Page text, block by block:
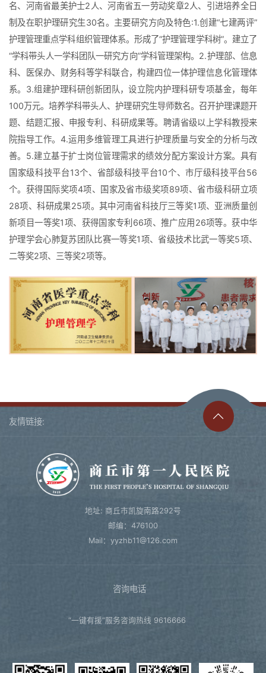
名、河南省最美护士2人、河南省五一劳动奖章2人、引进培养全日
制及在职护理研究生30名。主要研究方向及特色:1.创建“七建两评”
护理管理重点学科组织管理体系。形成了“护理管理学科树”。建立了
“学科带头人一学科团队一研究方向”学科管理架构。2.护理部、信息
科、医保办、财务科等学科联合，构建四位一体护理信息化管理体
系。3.组建护理科研创新团队，设立院内护理科研专项基金，每年
100万元。培养学科带头人、护理研究生导师数名。召开护理课题开
题、结题汇报、申报专利、科研成果等。聘请省级以上学科教授来
院指导工作。4.运用多维管理工具进行护理质量与安全的分析与改
善。5.建立基于扩士岗位管理需求的绩效分配方案设计方案。具有
国家级科技平台13个、省部级科技平台10个、市厅级科技平台56
个。获得国际奖项4项、国家及省市级奖项89项、省市级科研立项
28项、科研成果25项。其中河南省科技厅三等奖1项、亚洲质量创
新项目一等奖1项、获得国家专利66项、推广应用26项等。获中华
护理学会心肺复苏团队比赛一等奖1项、省级技术比武一等奖5项、
二等奖2项、三等奖2项等。
友情链接:
地址: 商丘市凯旋南路292号
邮编：476100
Mail：yyzhb11@126.com
咨询电话
“一键有援”服务咨询热线 9616666